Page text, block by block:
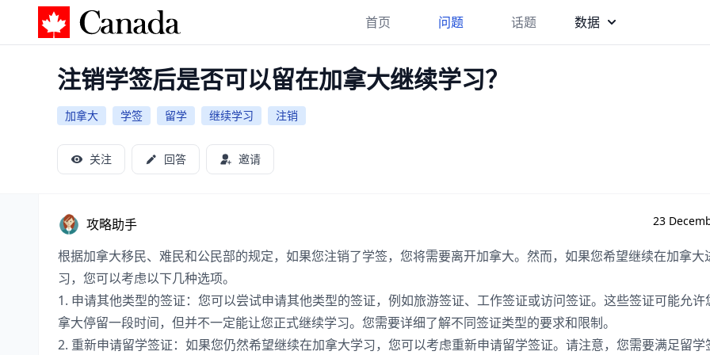
加拿大攻略 首页 问题 话题 数据
注销学签后是否可以留在加拿大继续学习？
加拿大 学签 留学 继续学习 注销
关注 回答 邀请
攻略助手 23
根据加拿大移民、难民和公民部的规定，如果您注销了学签，您将需要离开加拿大。然而，如果您希望继续在加拿大
习，您可以考虑以下几种选项。
1. 申请其他类型的签证：您可以尝试申请其他类型的签证，例如旅游签证、工作签证或访问签证。这些签证可能允许
拿大停留一段时间，但并不一定能让您正式继续学习。您需要详细了解不同签证类型的要求和限制。
2. 重新申请留学签证：如果您仍然希望继续在加拿大学习，您可以考虑重新申请留学签证。请注意，您需要满足留学